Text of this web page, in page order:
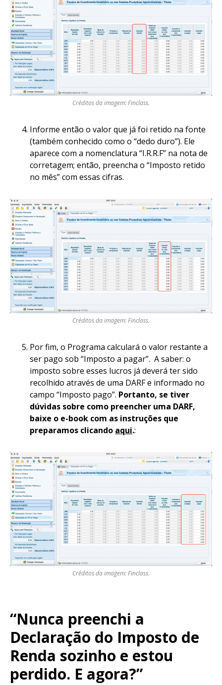
Créditos da imagem: Finclass.
Informe então o valor que já foi retido na fonte
(também conhecido como o “dedo duro”). Ele
aparece com a nomenclatura “I.R.R.F” na nota de
corretagem; então, preencha o “Imposto retido
no mês” com essas cifras.
Créditos da imagem: Finclass.
Por fim, o Programa calculará o valor restante a
ser pago sob “Imposto a pagar”. A saber: o
imposto sobre esses lucros já deverá ter sido
recolhido através de uma DARF e informado no
campo “Imposto pago”. Portanto, se tiver
dúvidas sobre como preencher uma DARF,
baixe o e-book com as instruções que
preparamos clicando aqui.:
Créditos da imagem: Finclass.
“Nunca preenchi a
Declaração do Imposto de
Renda sozinho e estou
perdido. E agora?”